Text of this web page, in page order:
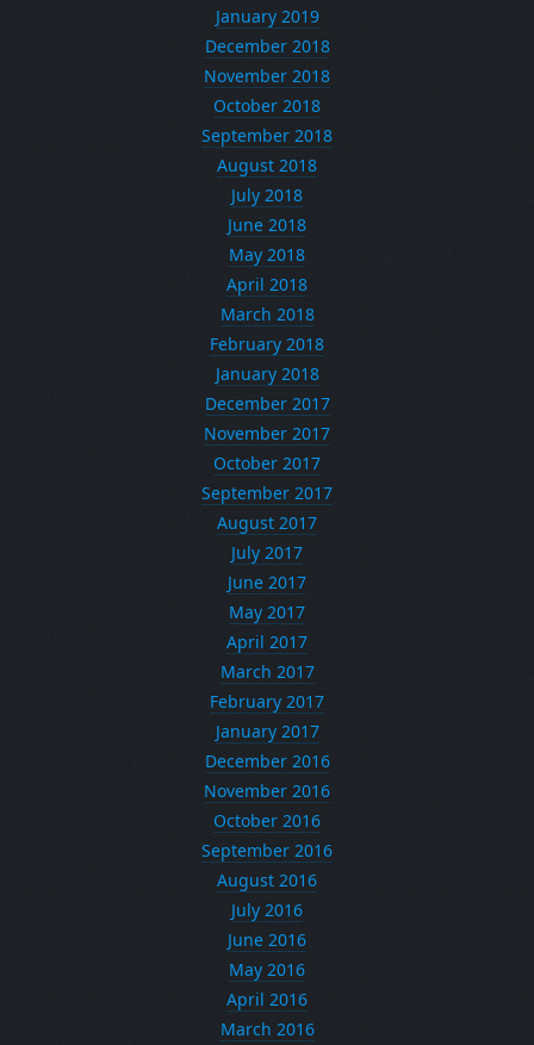
January 2019
December 2018
November 2018
October 2018
September 2018
August 2018
July 2018
June 2018
May 2018
April 2018
March 2018
February 2018
January 2018
December 2017
November 2017
October 2017
September 2017
August 2017
July 2017
June 2017
May 2017
April 2017
March 2017
February 2017
January 2017
December 2016
November 2016
October 2016
September 2016
August 2016
July 2016
June 2016
May 2016
April 2016
March 2016